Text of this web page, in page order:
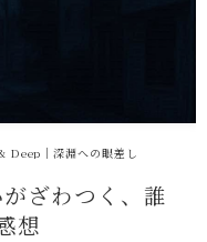
｜深淵への眼差し
ざわつく、誰
想